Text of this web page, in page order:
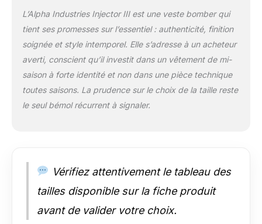
L’Alpha Industries Injector III est une veste bomber qui
tient ses promesses sur l’essentiel : authenticité, finition
soignée et style intemporel. Elle s’adresse à un acheteur
averti, conscient qu’il investit dans un vêtement de mi-
saison à forte identité et non dans une pièce technique
toutes saisons. La prudence sur le choix de la taille reste
le seul bémol récurrent à signaler.
Vérifiez attentivement le tableau des
tailles disponible sur la fiche produit
avant de valider votre choix.